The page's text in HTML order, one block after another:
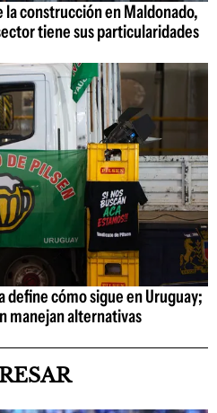
construcción en Maldonado,
tiene sus particularidades
define cómo sigue en Uruguay;
manejan alternativas